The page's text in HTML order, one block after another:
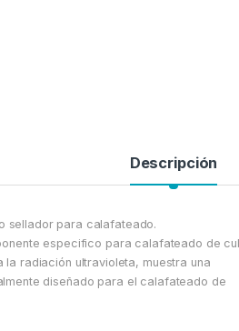
Descripción
sellador para calafateado.
especifico para calafateado de
radiación ultravioleta, muestra una
diseñado para el calafateado de